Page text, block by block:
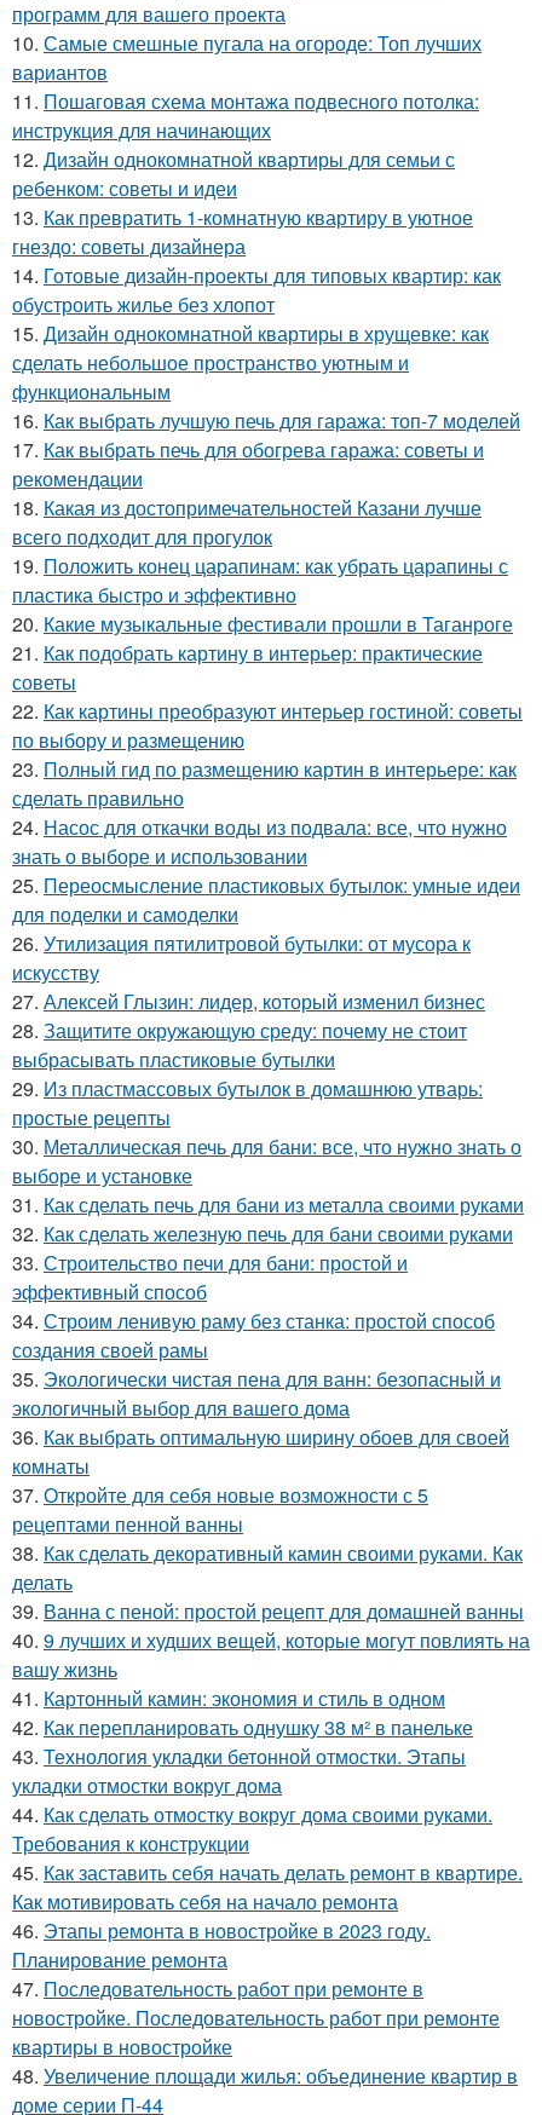
программ для вашего проекта
10. Самые смешные пугала на огороде: Топ лучших
вариантов
11. Пошаговая схема монтажа подвесного потолка:
инструкция для начинающих
12. Дизайн однокомнатной квартиры для семьи с
ребенком: советы и идеи
13. Как превратить 1-комнатную квартиру в уютное
гнездо: советы дизайнера
14. Готовые дизайн-проекты для типовых квартир: как
обустроить жилье без хлопот
15. Дизайн однокомнатной квартиры в хрущевке: как
сделать небольшое пространство уютным и
функциональным
16. Как выбрать лучшую печь для гаража: топ-7 моделей
17. Как выбрать печь для обогрева гаража: советы и
рекомендации
18. Какая из достопримечательностей Казани лучше
всего подходит для прогулок
19. Положить конец царапинам: как убрать царапины с
пластика быстро и эффективно
20. Какие музыкальные фестивали прошли в Таганроге
21. Как подобрать картину в интерьер: практические
советы
22. Как картины преобразуют интерьер гостиной: советы
по выбору и размещению
23. Полный гид по размещению картин в интерьере: как
сделать правильно
24. Насос для откачки воды из подвала: все, что нужно
знать о выборе и использовании
25. Переосмысление пластиковых бутылок: умные идеи
для поделки и самоделки
26. Утилизация пятилитровой бутылки: от мусора к
искусству
27. Алексей Глызин: лидер, который изменил бизнес
28. Защитите окружающую среду: почему не стоит
выбрасывать пластиковые бутылки
29. Из пластмассовых бутылок в домашнюю утварь:
простые рецепты
30. Металлическая печь для бани: все, что нужно знать о
выборе и установке
31. Как сделать печь для бани из металла своими руками
32. Как сделать железную печь для бани своими руками
33. Строительство печи для бани: простой и
эффективный способ
34. Строим ленивую раму без станка: простой способ
создания своей рамы
35. Экологически чистая пена для ванн: безопасный и
экологичный выбор для вашего дома
36. Как выбрать оптимальную ширину обоев для своей
комнаты
37. Откройте для себя новые возможности с 5
рецептами пенной ванны
38. Как сделать декоративный камин своими руками. Как
делать
39. Ванна с пеной: простой рецепт для домашней ванны
40. 9 лучших и худших вещей, которые могут повлиять на
вашу жизнь
41. Картонный камин: экономия и стиль в одном
42. Как перепланировать однушку 38 м² в панельке
43. Технология укладки бетонной отмостки. Этапы
укладки отмостки вокруг дома
44. Как сделать отмостку вокруг дома своими руками.
Требования к конструкции
45. Как заставить себя начать делать ремонт в квартире.
Как мотивировать себя на начало ремонта
46. Этапы ремонта в новостройке в 2023 году.
Планирование ремонта
47. Последовательность работ при ремонте в
новостройке. Последовательность работ при ремонте
квартиры в новостройке
48. Увеличение площади жилья: объединение квартир в
доме серии П-44